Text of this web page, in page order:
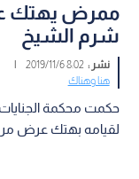
ممرض يهتك
شرم الشيخ
نشر :8:02 2019/11/6
|
هنا وهناك
حكمت محكمة
لقيامه بهتك عرض